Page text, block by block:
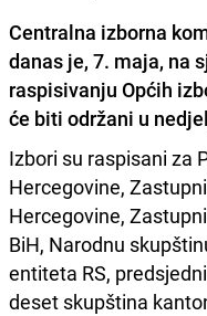
Centralna izborna
danas je, 7. maja, na
raspisivanju Općih
će biti održani u
Izbori su raspisani za
Hercegovine,
Hercegovine,
BiH, Narodnu
entiteta RS,
deset skupština